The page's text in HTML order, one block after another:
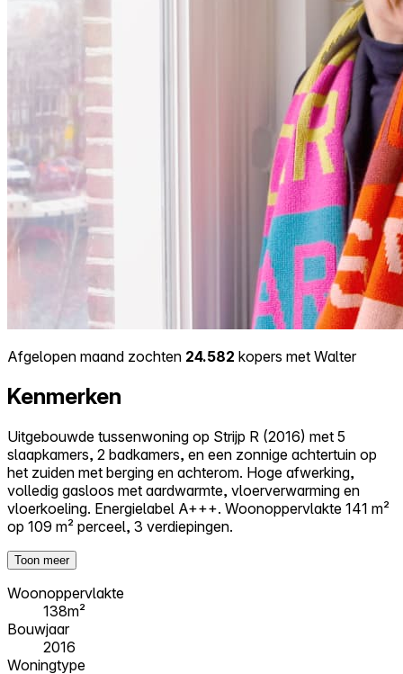
Afgelopen maand zochten 24.582 kopers met Walter
Kenmerken
Uitgebouwde tussenwoning op Strijp R (2016) met 5
slaapkamers, 2 badkamers, en een zonnige achtertuin op
het zuiden met berging en achterom. Hoge afwerking,
volledig gasloos met aardwarmte, vloerverwarming en
vloerkoeling. Energielabel A+++. Woonoppervlakte 141 m²
op 109 m² perceel, 3 verdiepingen.
Toon meer
Woonoppervlakte
138m²
Bouwjaar
2016
Woningtype